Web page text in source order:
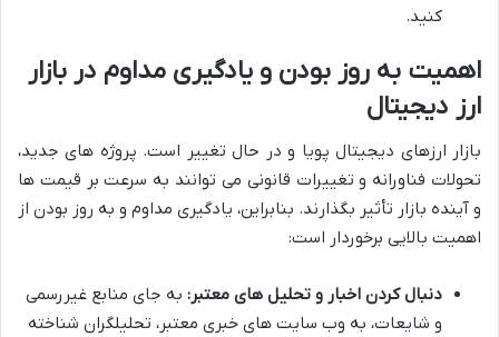
کنید.
اهمیت به روز بودن و یادگیری مداوم در بازار
ارز دیجیتال
بازار ارزهای دیجیتال پویا و در حال تغییر است. پروژه های جدید،
تحولات فناورانه و تغییرات قانونی می توانند به سرعت بر قیمت ها
و آینده بازار تأثیر بگذارند. بنابراین، یادگیری مداوم و به روز بودن از
اهمیت بالایی برخوردار است:
دنبال کردن اخبار و تحلیل های معتبر: به جای منابع غیررسمی
و شایعات، به وب سایت های خبری معتبر، تحلیلگران شناخته